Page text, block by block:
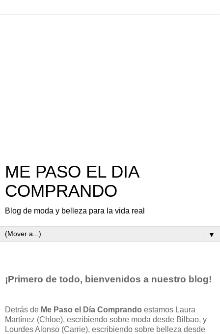
ME PASO EL DIA
COMPRANDO
Blog de moda y belleza para la vida real
▼
¡Primero de todo, bienvenidos a nuestro blog!
Detrás de Me Paso el Día Comprando estamos Laura
Martínez (Chloe), escribiendo sobre moda desde Bilbao, y
Lourdes Alonso (Carrie), escribiendo sobre belleza desde